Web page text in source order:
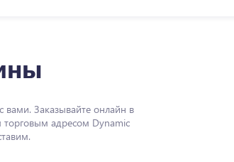
Заказывайте онлайн в
адресом Dynamic